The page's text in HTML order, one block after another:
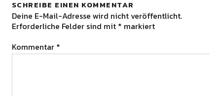
SCHREIBE EINEN KOMMENTAR
Deine E-Mail-Adresse wird nicht veröffentlicht.
Erforderliche Felder sind mit * markiert
Kommentar *